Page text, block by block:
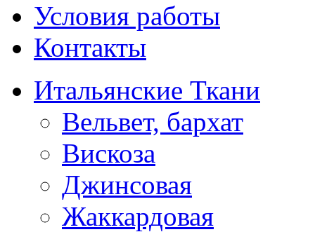
Условия работы
Контакты
Итальянские Ткани
Вельвет, бархат
Вискоза
Джинсовая
Жаккардовая